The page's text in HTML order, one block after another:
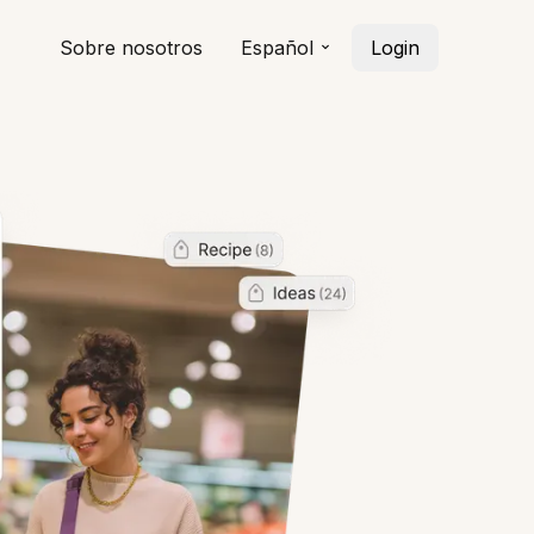
Sobre nosotros Español Login